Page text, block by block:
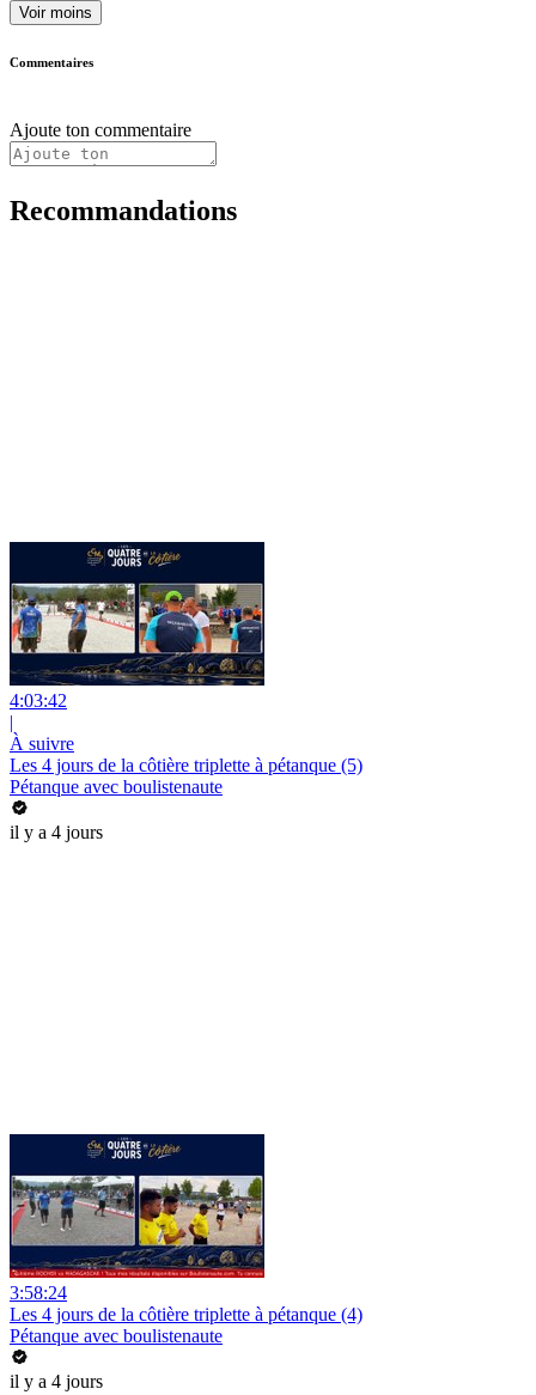
Voir moins
Commentaires
Ajoute ton commentaire
Recommandations
4:03:42
|
À suivre
Les 4 jours de la côtière triplette à pétanque (5)
Pétanque avec boulistenaute
il y a 4 jours
3:58:24
Les 4 jours de la côtière triplette à pétanque (4)
Pétanque avec boulistenaute
il y a 4 jours